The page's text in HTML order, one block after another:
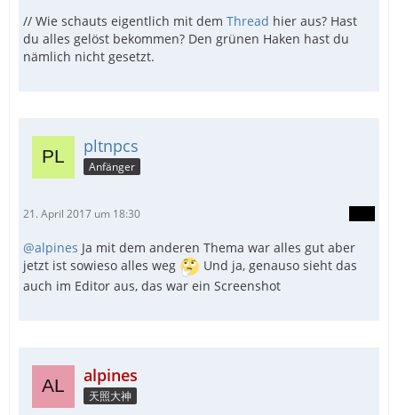
// Wie schauts eigentlich mit dem Thread hier aus? Hast
du alles gelöst bekommen? Den grünen Haken hast du
nämlich nicht gesetzt.
pltnpcs
Anfänger
21. April 2017 um 18:30
@alpines Ja mit dem anderen Thema war alles gut aber
jetzt ist sowieso alles weg
Und ja, genauso sieht das
auch im Editor aus, das war ein Screenshot
alpines
天照大神